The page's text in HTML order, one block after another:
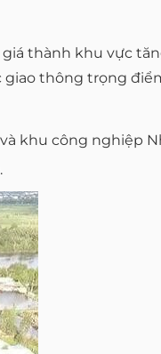
thành khu vực
giao thông trọng
khu công nghiệp